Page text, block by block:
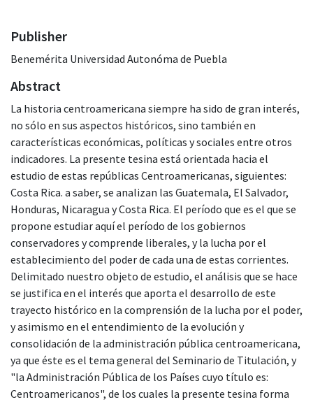
Publisher
Benemérita Universidad Autonóma de Puebla
Abstract
La historia centroamericana siempre ha sido de gran interés,
no sólo en sus aspectos históricos, sino también en
características económicas, políticas y sociales entre otros
indicadores. La presente tesina está orientada hacia el
estudio de estas repúblicas Centroamericanas, siguientes:
Costa Rica. a saber, se analizan las Guatemala, El Salvador,
Honduras, Nicaragua y Costa Rica. El período que es el que se
propone estudiar aquí el período de los gobiernos
conservadores y comprende liberales, y la lucha por el
establecimiento del poder de cada una de estas corrientes.
Delimitado nuestro objeto de estudio, el análisis que se hace
se justifica en el interés que aporta el desarrollo de este
trayecto histórico en la comprensión de la lucha por el poder,
y asimismo en el entendimiento de la evolución y
consolidación de la administración pública centroamericana,
ya que éste es el tema general del Seminario de Titulación, y
"la Administración Pública de los Países cuyo título es:
Centroamericanos", de los cuales la presente tesina forma